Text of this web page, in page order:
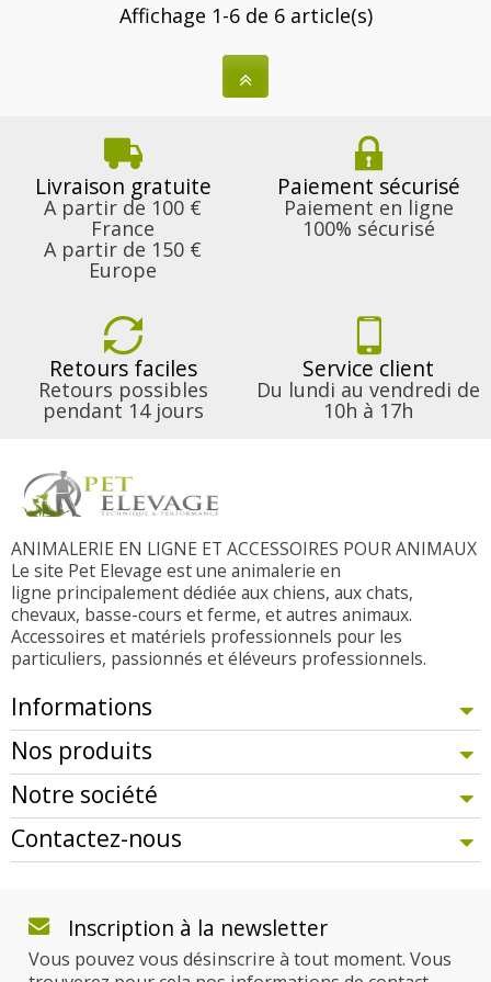
Affichage 1-6 de 6 article(s)
Livraison gratuite
A partir de 100 €
France
A partir de 150 €
Europe
Paiement sécurisé
Paiement en ligne
100% sécurisé
Retours faciles
Retours possibles
pendant 14 jours
Service client
Du lundi au vendredi de
10h à 17h
ANIMALERIE EN LIGNE ET ACCESSOIRES POUR ANIMAUX
Le site Pet Elevage est une animalerie en
ligne principalement dédiée aux chiens, aux chats,
chevaux, basse-cours et ferme, et autres animaux.
Accessoires et matériels professionnels pour les
particuliers, passionnés et éléveurs professionnels.
Informations
Nos produits
Notre société
Contactez-nous
Inscription à la newsletter
Vous pouvez vous désinscrire à tout moment. Vous